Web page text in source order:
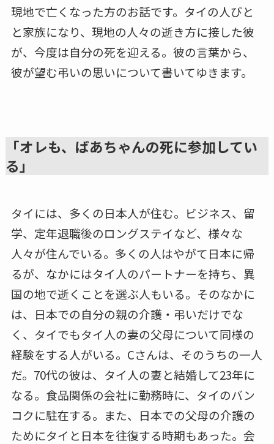
現地で亡くなった方のお話です。タイの人びと
と家族になり、現地の人々の逝き方に接した彼
が、今度は自分の死を迎える。彼の言葉から、
彼が望む弔いの思いについて書いてゆきます。
「オレも、ばあちゃんの死に参加してい
る」
タイには、多くの日本人が住む。ビジネス、留
学、定年退職後のロングステイなど、様々な
人々が住んでいる。多くの人はやがて日本に帰
るが、なかにはタイ人のパートナーを持ち、異
国の地で逝くことを選ぶ人もいる。そのなかに
は、日本での自分の親の介護・弔いだけでな
く、タイでもタイ人の妻の父母について同様の
経験をする人がいる。Cさんは、そのうちの一人
だ。70代の彼は、タイ人の妻と結婚して23年に
なる。食品関係の会社に勤務時に、タイのバン
コクに駐在する。また、日本での父母の介護の
ためにタイと日本を往復する時期もあった。会